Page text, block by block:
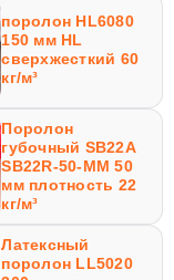
поролон HL6080
150 мм HL
сверхжесткий 60
кг/м³
Поролон
губочный SB22A
SB22R-50-MM 50
мм плотность 22
кг/м³
Латексный
поролон LL5020